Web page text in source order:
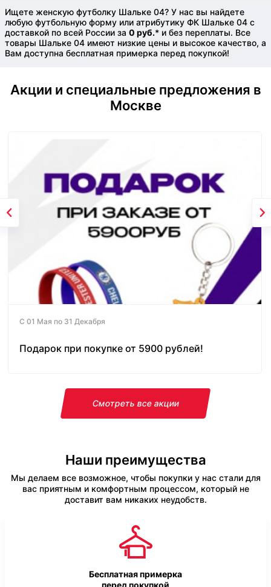
Ищете женскую футболку Шальке 04? У нас вы найдете
любую футбольную форму или атрибутику ФК Шальке 04 с
доставкой по всей России за 0 руб.* и без переплаты. Все
товары Шальке 04 имеют низкие цены и высокое качество, а
Вам доступна бесплатная примерка перед покупкой!
Акции и специальные предложения в
Москве
С 01 Мая по 31 Декабря
Подарок при покупке от 5900 рублей!
Смотреть все акции
Наши преимущества
Мы делаем все возможное, чтобы покупки у нас стали для
вас приятным и комфортным процессом, который не
доставит вам никаких неудобств.
Бесплатная примерка
перед покупкой